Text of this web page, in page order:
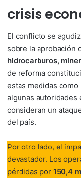
crisis
El conflicto se
sobre la aprobación
hidrocarburos,
de reforma
estas medidas
algunas autoridades
consideran un
del país.
Por otro lado, el
devastador. Los
pérdidas por 150,4